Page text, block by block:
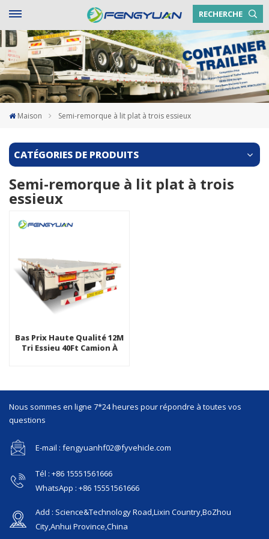
RECHERCHE
Maison Semi-remorque à lit plat à trois essieux
CATÉGORIES DE PRODUITS
Semi-remorque à lit plat à trois
essieux
Bas Prix Haute Qualité 12M
Tri Essieu 40Ft Camion À
Nous sommes en ligne 7*24 heures pour répondre à toutes vos
questions
E-mail : fengyuanhf02@fyvehicle.com
Tél : +86 15551561666
WhatsApp : +86 15551561666
Add : Science&Technology Road,Lixin Country,BoZhou
City,Anhui Province,China